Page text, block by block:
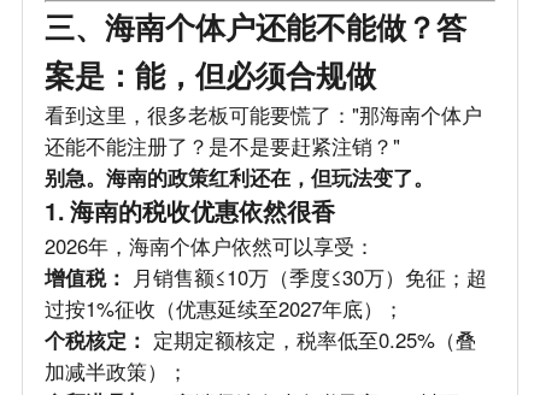
三、海南个体户还能不能做？答
案是：能，但必须合规做
看到这里，很多老板可能要慌了："那海南个体户
还能不能注册了？是不是要赶紧注销？"
别急。海南的政策红利还在，但玩法变了。
1. 海南的税收优惠依然很香
2026年，海南个体户依然可以享受：
增值税： 月销售额≤10万（季度≤30万）免征；超
过按1%征收（优惠延续至2027年底）；
个税核定： 定期定额核定，税率低至0.25%（叠
加减半政策）；